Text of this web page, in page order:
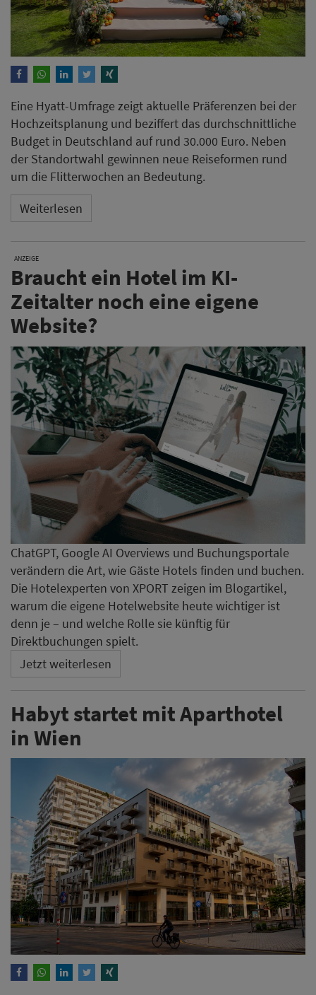
Eine Hyatt-Umfrage zeigt aktuelle Präferenzen bei der
Hochzeitsplanung und beziffert das durchschnittliche
Budget in Deutschland auf rund 30.000 Euro. Neben
der Standortwahl gewinnen neue Reiseformen rund
um die Flitterwochen an Bedeutung.
Weiterlesen
ANZEIGE
Braucht ein Hotel im KI-
Zeitalter noch eine eigene
Website?
ChatGPT, Google AI Overviews und Buchungsportale
verändern die Art, wie Gäste Hotels finden und buchen.
Die Hotelexperten von XPORT zeigen im Blogartikel,
warum die eigene Hotelwebsite heute wichtiger ist
denn je – und welche Rolle sie künftig für
Direktbuchungen spielt.
Jetzt weiterlesen
Habyt startet mit Aparthotel
in Wien